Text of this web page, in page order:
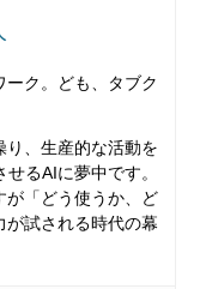
ク。ども、タブク
、生産的な活動を
るAIに夢中です。
が「どう使うか、ど
が試される時代の幕